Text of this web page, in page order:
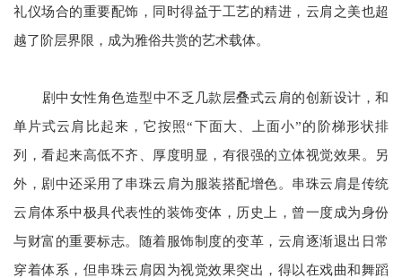
礼仪场合的重要配饰，同时得益于工艺的精进，云肩之美也超
越了阶层界限，成为雅俗共赏的艺术载体。
剧中女性角色造型中不乏几款层叠式云肩的创新设计，和
单片式云肩比起来，它按照“下面大、上面小”的阶梯形状排
列，看起来高低不齐、厚度明显，有很强的立体视觉效果。另
外，剧中还采用了串珠云肩为服装搭配增色。串珠云肩是传统
云肩体系中极具代表性的装饰变体，历史上，曾一度成为身份
与财富的重要标志。随着服饰制度的变革，云肩逐渐退出日常
穿着体系，但串珠云肩因为视觉效果突出，得以在戏曲和舞蹈